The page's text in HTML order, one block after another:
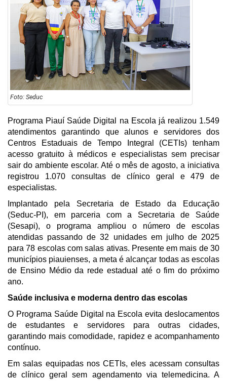
Foto: Seduc
Programa Piauí Saúde Digital na Escola já realizou 1.549
atendimentos garantindo que alunos e servidores dos
Centros Estaduais de Tempo Integral (CETIs) tenham
acesso gratuito à médicos e especialistas sem precisar
sair do ambiente escolar. Até o mês de agosto, a iniciativa
registrou 1.070 consultas de clínico geral e 479 de
especialistas.
Implantado pela Secretaria de Estado da Educação
(Seduc-PI), em parceria com a Secretaria de Saúde
(Sesapi), o programa ampliou o número de escolas
atendidas passando de 32 unidades em julho de 2025
para 78 escolas com salas ativas. Presente em mais de 30
municípios piauienses, a meta é alcançar todas as escolas
de Ensino Médio da rede estadual até o fim do próximo
ano.
Saúde inclusiva e moderna dentro das escolas
O Programa Saúde Digital na Escola evita deslocamentos
de estudantes e servidores para outras cidades,
garantindo mais comodidade, rapidez e acompanhamento
contínuo.
Em salas equipadas nos CETIs, eles acessam consultas
de clínico geral sem agendamento via telemedicina. A